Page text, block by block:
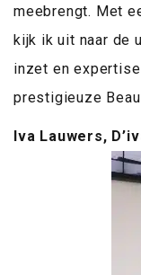
meebrengt. Met
kijk ik uit naar de
inzet en
prestigieuze
Iva Lauwers,